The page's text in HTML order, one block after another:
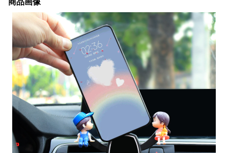
商品画像